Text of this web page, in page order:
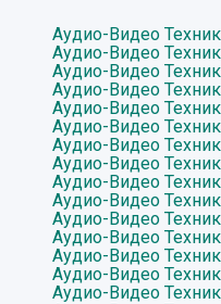
Аудио-Видео
Аудио-Видео
Аудио-Видео
Аудио-Видео
Аудио-Видео
Аудио-Видео
Аудио-Видео
Аудио-Видео
Аудио-Видео
Аудио-Видео
Аудио-Видео
Аудио-Видео
Аудио-Видео
Аудио-Видео
Аудио-Видео